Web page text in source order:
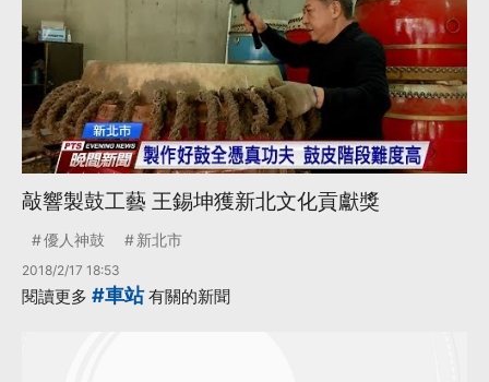
敲響製鼓工藝 王錫坤獲新北文化貢獻獎
優人神鼓 新北市
2018/2/17 18:53
閱讀更多 #車站有關的新聞